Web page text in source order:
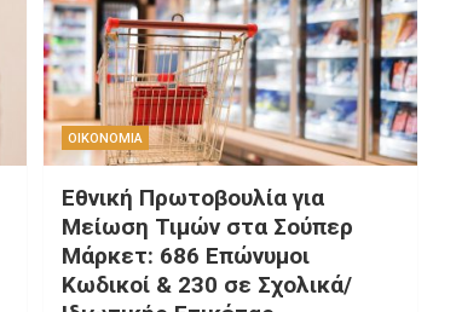
ΟΙΚΟΝΟΜΙΑ
Εθνική Πρωτοβουλία για
Μείωση Τιμών στα Σούπερ
Μάρκετ: 686 Επώνυμοι
Κωδικοί & 230 σε Σχολικά/